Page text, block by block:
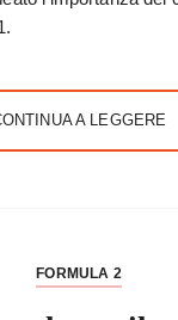
A LEGGERE
FORMULA 2